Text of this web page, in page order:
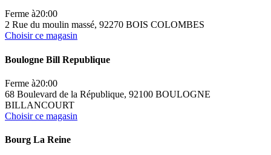
Ferme à20:00
2 Rue du moulin massé, 92270 BOIS COLOMBES
Choisir ce magasin
Boulogne Bill Republique
Ferme à20:00
68 Boulevard de la République, 92100 BOULOGNE
BILLANCOURT
Choisir ce magasin
Bourg La Reine